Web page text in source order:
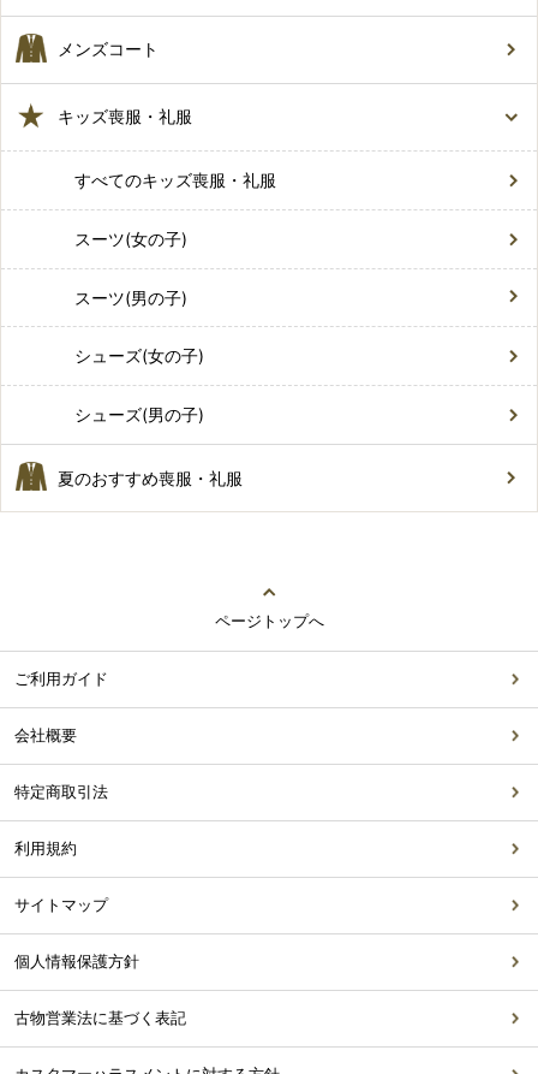
メンズコート
キッズ喪服・礼服
すべてのキッズ喪服・礼服
スーツ(女の子)
スーツ(男の子)
シューズ(女の子)
シューズ(男の子)
夏のおすすめ喪服・礼服
ページトップへ
ご利用ガイド
会社概要
特定商取引法
利用規約
サイトマップ
個人情報保護方針
古物営業法に基づく表記